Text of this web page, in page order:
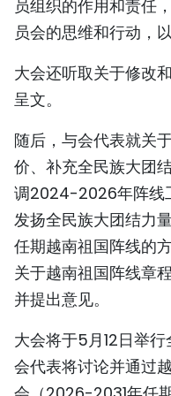
员组织的作用和责任
员会的思维和行动，
大会还听取关于修改
呈文。
随后，与会代表就关
价、补充全民族大团
调2024-2026年阵线
发扬全民族大团结力
任期越南祖国阵线的
关于越南祖国阵线章
并提出意见。
大会将于5月12日举
会代表将讨论并通过